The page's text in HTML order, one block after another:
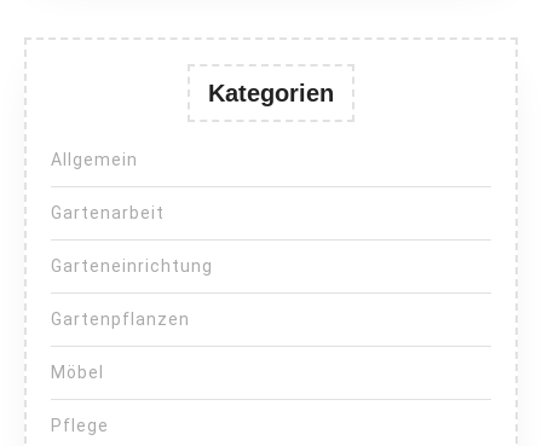
Kategorien
Allgemein
Gartenarbeit
Garteneinrichtung
Gartenpflanzen
Möbel
Pflege